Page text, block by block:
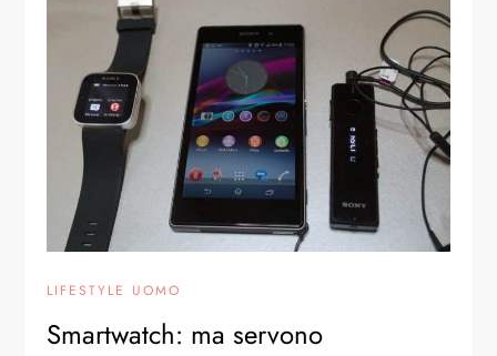
LIFESTYLE UOMO
Smartwatch: ma servono